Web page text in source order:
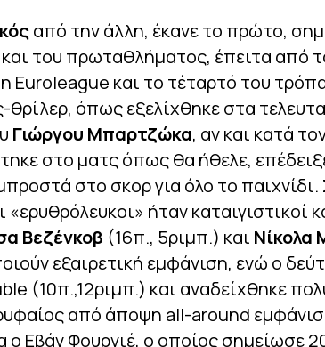
από την άλλη, έκανε το πρώτο,
του πρωταθλήματος, έπειτα από
Euroleague και το τέταρτό του
θρίλερ, όπως εξελίχθηκε στα
Γιώργου Μπαρτζώκα, αν και κατά
στο ματς όπως θα ήθελε,
στο σκορ για όλο το
«ερυθρόλευκοι» ήταν καταιγιστικοί
Βεζένκοβ (16π., 5ριμπ.) και Νίκολα
εξαιρετική εμφάνιση, ενώ ο
(10π.,12ριμπ.) και αναδείχθηκε
από άποψη all-around
ο Εβάν Φουρνιέ, ο οποίος σημείωσε